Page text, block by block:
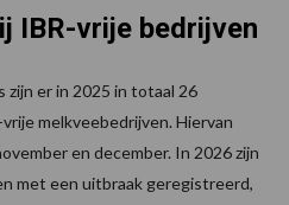
IBR-vrije bedrijven
zijn er in 2025 in totaal 26
melkveebedrijven. Hiervan
en december. In 2026 zijn
met een uitbraak geregistreerd,